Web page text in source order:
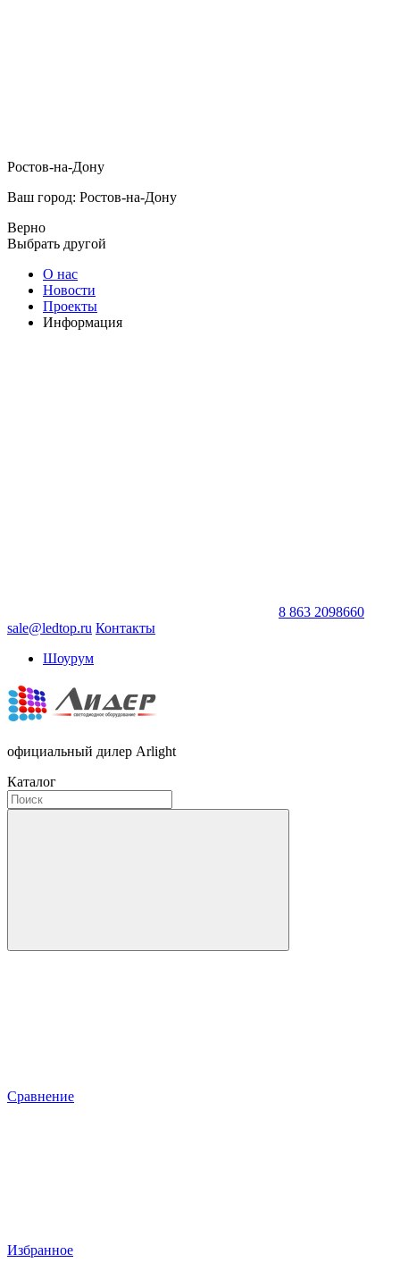
Ростов-на-Дону
Ваш город: Ростов-на-Дону
Верно
Выбрать другой
О нас
Новости
Проекты
Информация
8 863 2098660
sale@ledtop.ru Контакты
Шоурум
официальный дилер Arlight
Каталог
Сравнение
Избранное